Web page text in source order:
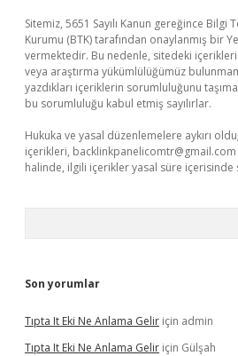
Sitemiz, 5651 Sayılı Kanun gereğince Bilgi
Kurumu (BTK) tarafından onaylanmış bir
vermektedir. Bu nedenle, sitedeki
veya araştırma yükümlülüğümüz
yazdıkları içeriklerin sorumluluğunu
bu sorumluluğu kabul etmiş sayılırlar.
Hukuka ve yasal düzenlemelere aykırı
içerikleri, backlinkpanelicomtr@gmail.com
halinde, ilgili içerikler yasal süre içerisinde
Son yorumlar
Tıpta It Eki Ne Anlama Gelir için admin
Tıpta It Eki Ne Anlama Gelir için Gülşah